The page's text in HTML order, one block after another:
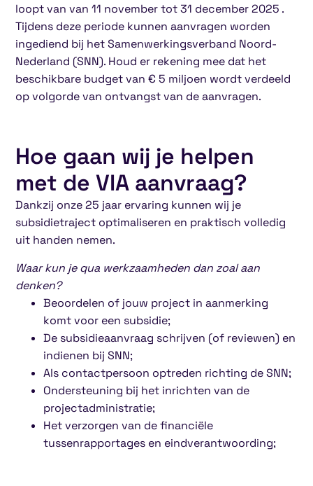
loopt van van 11 november tot 31 december 2025 .
Tijdens deze periode kunnen aanvragen worden
ingediend bij het Samenwerkingsverband Noord-
Nederland (SNN). Houd er rekening mee dat het
beschikbare budget van € 5 miljoen wordt verdeeld
op volgorde van ontvangst van de aanvragen.
Hoe gaan wij je helpen
met de VIA aanvraag?
Dankzij onze 25 jaar ervaring kunnen wij je
subsidietraject optimaliseren en praktisch volledig
uit handen nemen.
Waar kun je qua werkzaamheden dan zoal aan
denken?
Beoordelen of jouw project in aanmerking
komt voor een subsidie;
De subsidieaanvraag schrijven (of reviewen) en
indienen bij SNN;
Als contactpersoon optreden richting de SNN;
Ondersteuning bij het inrichten van de
projectadministratie;
Het verzorgen van de financiële
tussenrapportages en eindverantwoording;